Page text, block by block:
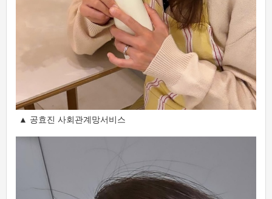
▲ 공효진 사회관계망서비스